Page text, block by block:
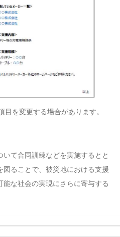
を変更する場合があります。
て合同訓練などを実施するとと
図ることで、被災地における支援
な社会の実現にさらに寄与する